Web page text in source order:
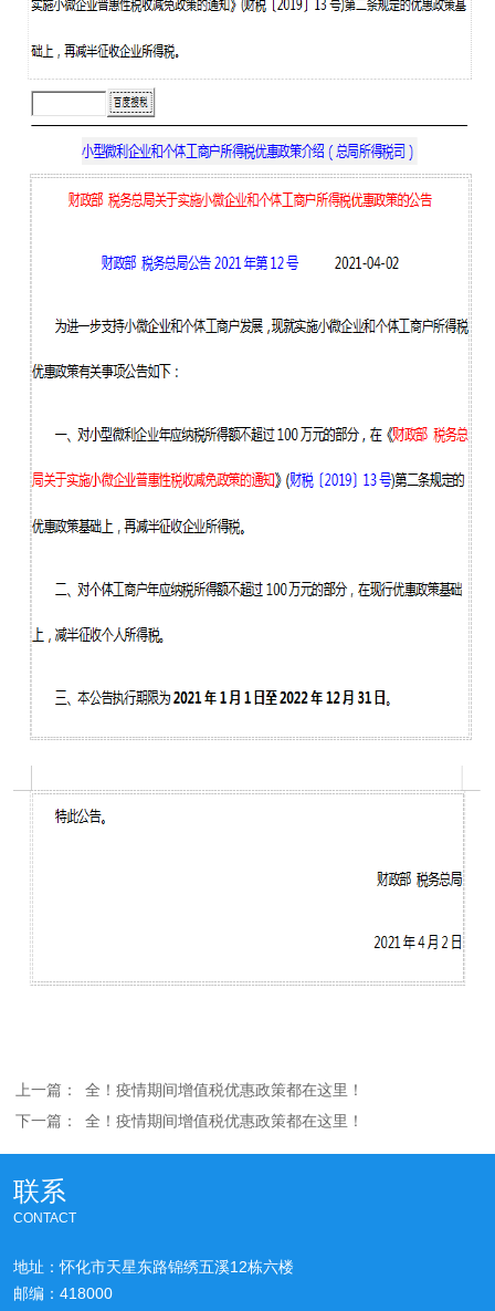
上一篇：
全！疫情期间增值税优惠政策都在这里！
下一篇：
全！疫情期间增值税优惠政策都在这里！
联系
CONTACT
地址：怀化市天星东路锦绣五溪12栋六楼
邮编：418000